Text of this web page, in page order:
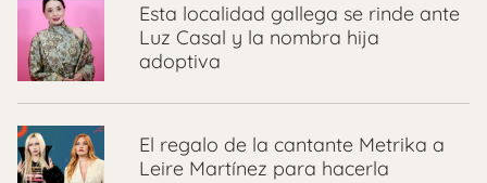
Esta localidad gallega se rinde ante
Luz Casal y la nombra hija
adoptiva
El regalo de la cantante Metrika a
Leire Martínez para hacerla